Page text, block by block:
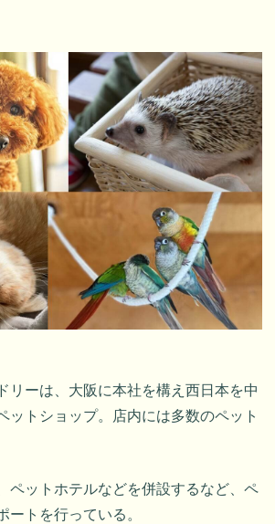
リーは、大阪に本社を構え西日本を中
ットショップ。店内には多数のペット
ペットホテルなどを併設するなど、ペ
ートを行っている。